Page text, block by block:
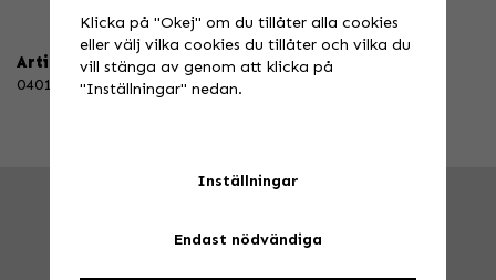
Artikelnummer:
040108
Valbovägen 385, Valbo
Klicka på "Okej" om du tillåter alla cookies
eller välj vilka cookies du tillåter och vilka du
vill stänga av genom att klicka på
"Inställningar" nedan.
Inställningar
Endast nödvändiga